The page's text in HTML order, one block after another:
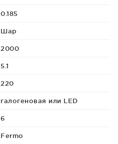
0.185
Шар
2000
5.1
220
галогеновая или LED
6
Fermo